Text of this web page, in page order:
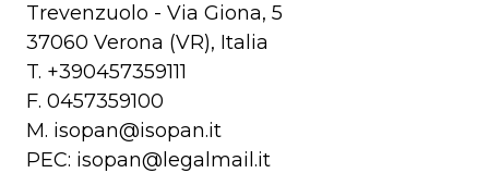
Trevenzuolo - Via Giona, 5
37060 Verona (VR), Italia
T. +390457359111
F. 0457359100
M. isopan@isopan.it
PEC: isopan@legalmail.it